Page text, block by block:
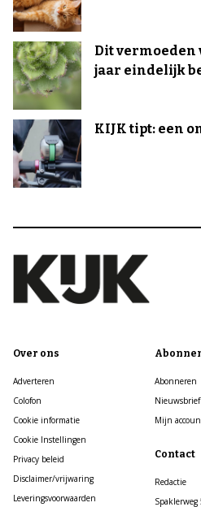
Dit vermoeden
jaar eindelijk
KIJK tipt: een
Over ons
Adverteren
Colofon
Cookie informatie
Cookie Instellingen
Privacy beleid
Disclaimer/vrijwaring
Leveringsvoorwaarden
Abonneren
Nieuwsbrief
Mijn
Contact
Redactie
Spaklerweg